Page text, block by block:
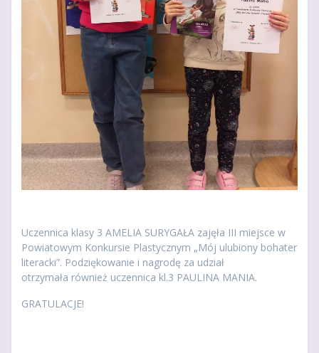
Uczennica klasy 3 AMELIA SURYGAŁA zajęła III miejsce w
Powiatowym Konkursie Plastycznym „Mój ulubiony bohater
literacki”. Podziękowanie i nagrodę za udział
otrzymała również uczennica kl.3 PAULINA MANIA.
GRATULACJE!